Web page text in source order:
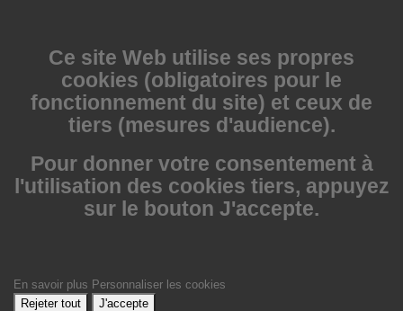
Ce site Web utilise ses propres
cookies (obligatoires pour le
fonctionnement du site) et ceux de
tiers (mesures d'audience).
Pour donner votre consentement à
l'utilisation des cookies tiers, appuyez
sur le bouton J'accepte.
En savoir plus Personnaliser les cookies
Rejeter tout
J'accepte